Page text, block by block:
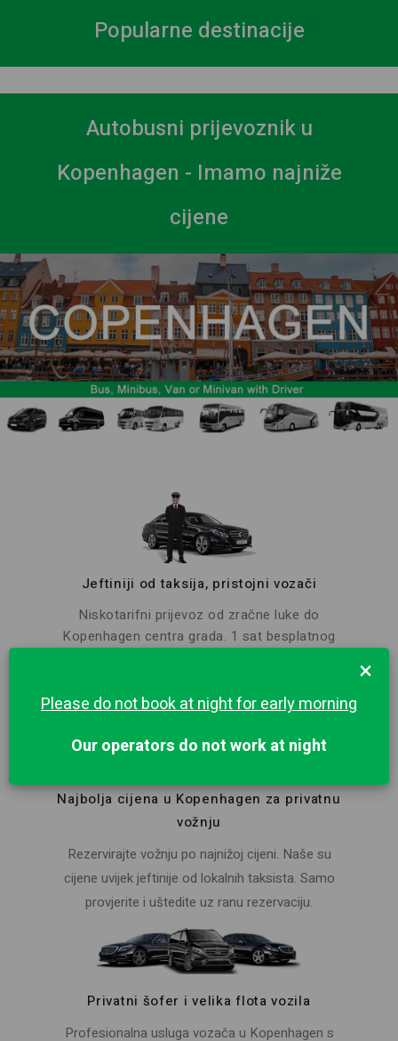
Popularne destinacije
Autobusni prijevoznik u
Kopenhagen - Imamo najniže
cijene
Jeftiniji od taksija, pristojni vozači
Niskotarifni prijevoz od zračne luke do
Kopenhagen centra grada. 1 sat besplatnog
Najbolja cijena u Kopenhagen za privatnu
vožnju
Rezervirajte vožnju po najnižoj cijeni. Naše su
cijene uvijek jeftinije od lokalnih taksista. Samo
provjerite i uštedite uz ranu rezervaciju.
Privatni šofer i velika flota vozila
Profesionalna usluga vozača u Kopenhagen s
×
Please do not book at night for early morning
Our operators do not work at night